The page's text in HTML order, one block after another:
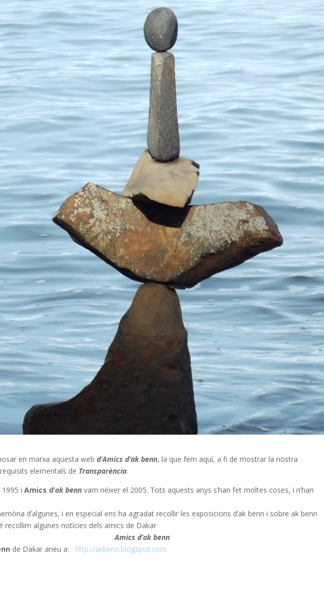
en marxa aquesta webd’Amics d’ak benn, la que fem aquí, a fi de mostrar la nostra
elementals de Transparència.
1995 iAmics d’ak benn vam néixer el 2005. Tots aquests anys s’han fet moltes coses, i n’han
d’algunes, i en especial ens ha agradat recollir les exposicions d’ak benn i sobre ak benn
recollim algunes notícies dels amics de Dakar
d’ak benn
de Dakar aneu a: http://akbenn.blogspot.com